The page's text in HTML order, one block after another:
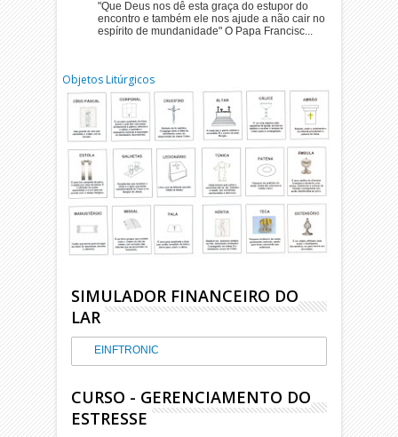
"Que Deus nos dê esta graça do estupor do
encontro e também ele nos ajude a não cair no
espírito de mundanidade" O Papa Francisc...
Objetos Litúrgicos
SIMULADOR FINANCEIRO DO
LAR
EINFTRONIC
CURSO - GERENCIAMENTO DO
ESTRESSE